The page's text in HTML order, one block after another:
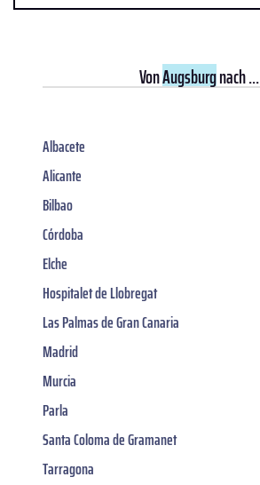
VonAugsburgnach ...
Albacete
Alicante
Bilbao
Córdoba
Elche
Hospitalet de Llobregat
Las Palmas de Gran Canaria
Madrid
Murcia
Parla
Santa Coloma de Gramanet
Tarragona